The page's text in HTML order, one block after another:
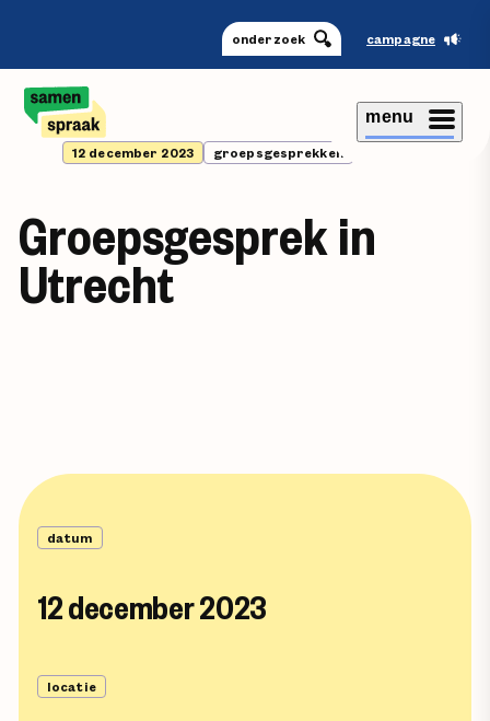
onderzoek campagne
menu
12 december 2023 groepsgesprekken
Groepsgesprek in
Utrecht
datum
12 december 2023
locatie